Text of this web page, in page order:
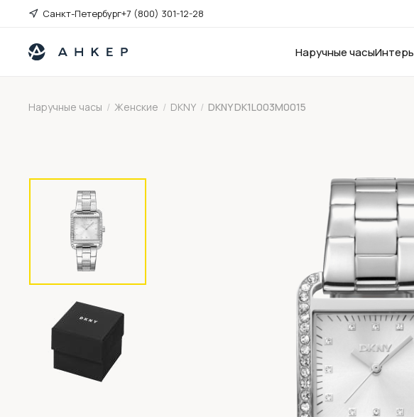
Санкт-Петербург+7 (800) 301-12-28
Наручные часы
Наручные часы / Женские / DKNY / DKNY DK1L003M0015